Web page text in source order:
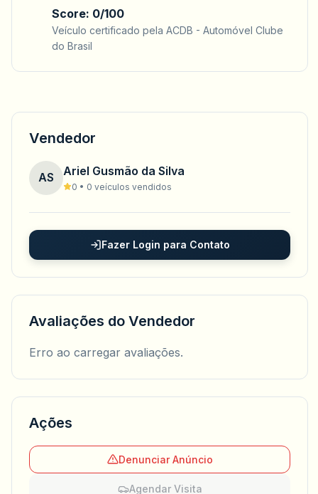
Score: 0/100
Veículo certificado pela ACDB - Automóvel Clube
do Brasil
Vendedor
AS Ariel Gusmão da Silva
0 • 0 veículos vendidos
Fazer Login para Contato
Avaliações do Vendedor
Erro ao carregar avaliações.
Ações
Denunciar Anúncio
Agendar Visita